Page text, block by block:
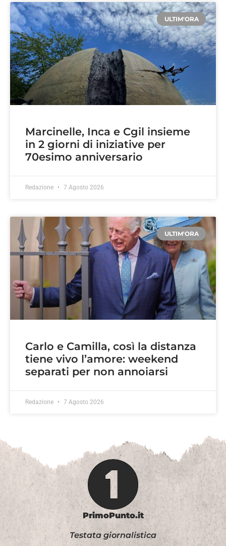
ULTIM'ORA
Marcinelle, Inca e Cgil insieme
in 2 giorni di iniziative per
70esimo anniversario
Redazione 7 Agosto 2026
ULTIM'ORA
Carlo e Camilla, così la distanza
tiene vivo l’amore: weekend
separati per non annoiarsi
Redazione 7 Agosto 2026
PrimoPunto.it
Testata giornalistica